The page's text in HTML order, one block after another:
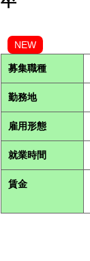
NEW
募集職種
勤務地
雇用形態
就業時間
賃金